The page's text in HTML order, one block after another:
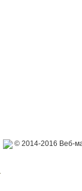
© 2014-2016 Веб-